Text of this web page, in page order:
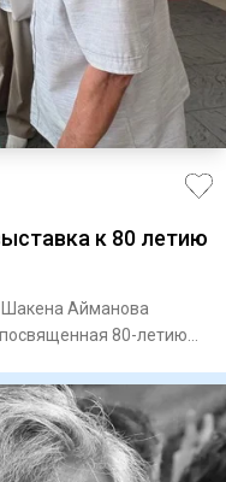
к 80 летию
Шакена Айманова
посвященная 80-летию